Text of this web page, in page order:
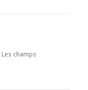
Les champs